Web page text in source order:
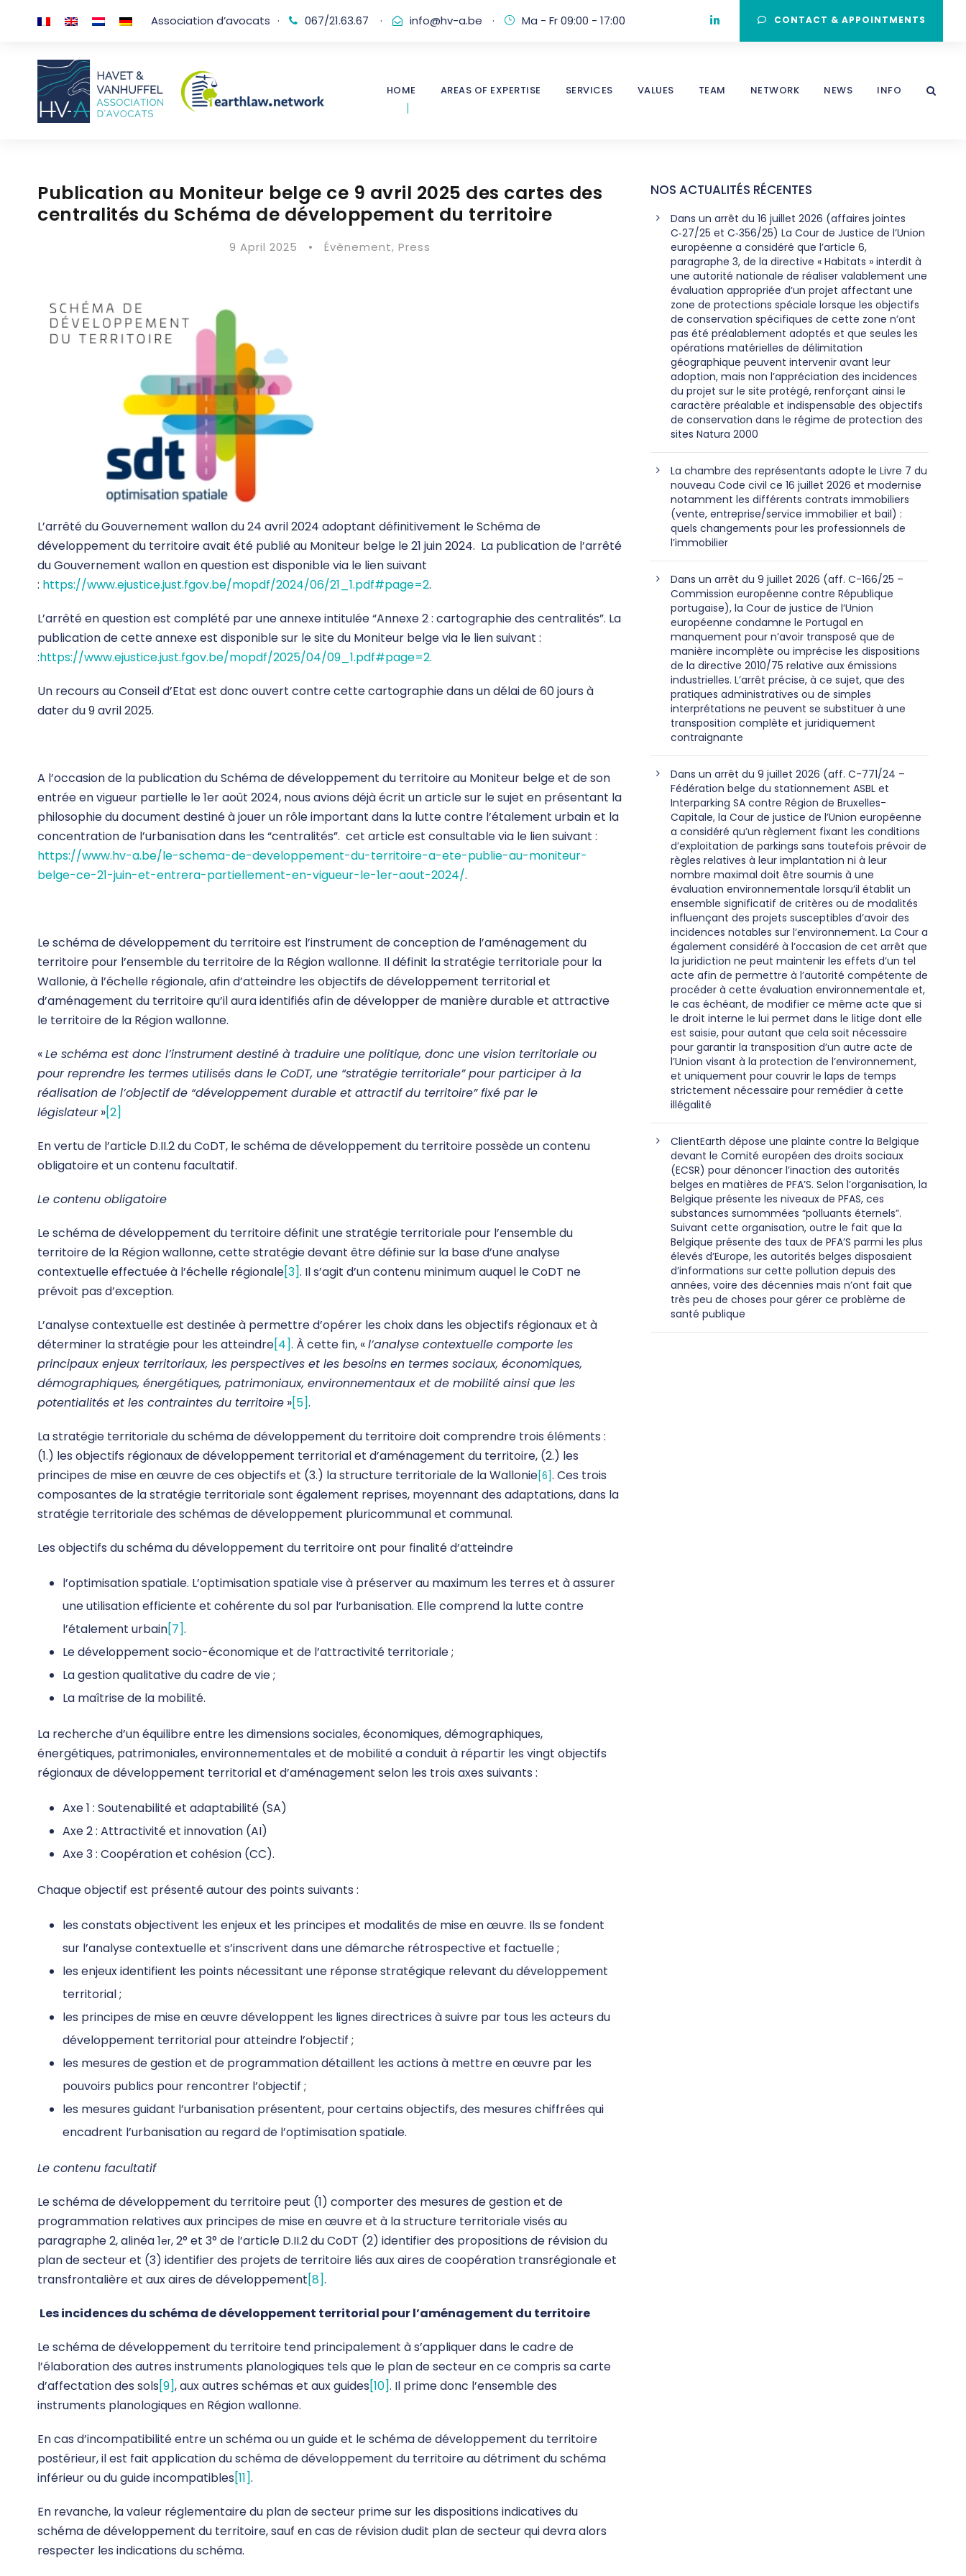
Association d’avocats · 067/21.63.67 · info@hv-a.be · Ma - Fr 09:00 - 17:00 CONTACT & APPOINTMENTS
HOME AREAS OF EXPERTISE SERVICES VALUES TEAM NETWORK NEWS INFO
Publication au Moniteur belge ce 9 avril 2025 des cartes des
centralités du Schéma de développement du territoire
9 April 2025 • Évènement, Press
L’arrêté du Gouvernement wallon du 24 avril 2024 adoptant définitivement le Schéma de
développement du territoire avait été publié au Moniteur belge le 21 juin 2024. La publication de l’arrêté
du Gouvernement wallon en question est disponible via le lien suivant
: https://www.ejustice.just.fgov.be/mopdf/2024/06/21_1.pdf#page=2.
L’arrêté en question est complété par une annexe intitulée “Annexe 2 : cartographie des centralités”. La
publication de cette annexe est disponible sur le site du Moniteur belge via le lien suivant :
:https://www.ejustice.just.fgov.be/mopdf/2025/04/09_1.pdf#page=2.
Un recours au Conseil d’Etat est donc ouvert contre cette cartographie dans un délai de 60 jours à
dater du 9 avril 2025.
A l’occasion de la publication du Schéma de développement du territoire au Moniteur belge et de son
entrée en vigueur partielle le 1er août 2024, nous avions déjà écrit un article sur le sujet en présentant la
philosophie du document destiné à jouer un rôle important dans la lutte contre l’étalement urbain et la
concentration de l’urbanisation dans les “centralités”. cet article est consultable via le lien suivant :
https://www.hv-a.be/le-schema-de-developpement-du-territoire-a-ete-publie-au-moniteur-
belge-ce-21-juin-et-entrera-partiellement-en-vigueur-le-1er-aout-2024/.
Le schéma de développement du territoire est l’instrument de conception de l’aménagement du
territoire pour l’ensemble du territoire de la Région wallonne. Il définit la stratégie territoriale pour la
Wallonie, à l’échelle régionale, afin d’atteindre les objectifs de développement territorial et
d’aménagement du territoire qu’il aura identifiés afin de développer de manière durable et attractive
le territoire de la Région wallonne.
«Le schéma est donc l’instrument destiné à traduire une politique, donc une vision territoriale ou
pour reprendre les termes utilisés dans le CoDT, une “stratégie territoriale” pour participer à la
réalisation de l’objectif de “développement durable et attractif du territoire” fixé par le
législateur»[2]
En vertu de l’article D.II.2 du CoDT, le schéma de développement du territoire possède un contenu
obligatoire et un contenu facultatif.
Le contenu obligatoire
Le schéma de développement du territoire définit une stratégie territoriale pour l’ensemble du
territoire de la Région wallonne, cette stratégie devant être définie sur la base d’une analyse
contextuelle effectuée à l’échelle régionale[3]. Il s’agit d’un contenu minimum auquel le CoDT ne
prévoit pas d’exception.
L’analyse contextuelle est destinée à permettre d’opérer les choix dans les objectifs régionaux et à
déterminer la stratégie pour les atteindre[4]. À cette fin, «l’analyse contextuelle comporte les
principaux enjeux territoriaux, les perspectives et les besoins en termes sociaux, économiques,
démographiques, énergétiques, patrimoniaux, environnementaux et de mobilité ainsi que les
potentialités et les contraintes du territoire »[5].
La stratégie territoriale du schéma de développement du territoire doit comprendre trois éléments :
(1.) les objectifs régionaux de développement territorial et d’aménagement du territoire, (2.) les
principes de mise en œuvre de ces objectifs et (3.) la structure territoriale de la Wallonie[6]. Ces trois
composantes de la stratégie territoriale sont également reprises, moyennant des adaptations, dans la
stratégie territoriale des schémas de développement pluricommunal et communal.
Les objectifs du schéma du développement du territoire ont pour finalité d’atteindre
l’optimisation spatiale. L’optimisation spatiale vise à préserver au maximum les terres et à assurer
une utilisation efficiente et cohérente du sol par l’urbanisation. Elle comprend la lutte contre
l’étalement urbain[7].
Le développement socio-économique et de l’attractivité territoriale ;
La gestion qualitative du cadre de vie ;
La maîtrise de la mobilité.
La recherche d’un équilibre entre les dimensions sociales, économiques, démographiques,
énergétiques, patrimoniales, environnementales et de mobilité a conduit à répartir les vingt objectifs
régionaux de développement territorial et d’aménagement selon les trois axes suivants :
Axe 1 : Soutenabilité et adaptabilité (SA)
Axe 2 : Attractivité et innovation (AI)
Axe 3 : Coopération et cohésion (CC).
Chaque objectif est présenté autour des points suivants :
les constats objectivent les enjeux et les principes et modalités de mise en œuvre. Ils se fondent
sur l’analyse contextuelle et s’inscrivent dans une démarche rétrospective et factuelle ;
les enjeux identifient les points nécessitant une réponse stratégique relevant du développement
territorial ;
les principes de mise en œuvre développent les lignes directrices à suivre par tous les acteurs du
développement territorial pour atteindre l’objectif ;
les mesures de gestion et de programmation détaillent les actions à mettre en œuvre par les
pouvoirs publics pour rencontrer l’objectif ;
les mesures guidant l’urbanisation présentent, pour certains objectifs, des mesures chiffrées qui
encadrent l’urbanisation au regard de l’optimisation spatiale.
Le contenu facultatif
Le schéma de développement du territoire peut (1) comporter des mesures de gestion et de
programmation relatives aux principes de mise en œuvre et à la structure territoriale visés au
paragraphe 2, alinéa 1er, 2° et 3° de l’article D.II.2 du CoDT (2) identifier des propositions de révision du
plan de secteur et (3) identifier des projets de territoire liés aux aires de coopération transrégionale et
transfrontalière et aux aires de développement[8].
Lesincidences du schéma de développement territorial pour l’aménagement du territoire
Le schéma de développement du territoire tend principalement à s’appliquer dans le cadre de
l’élaboration des autres instruments planologiques tels que le plan de secteur en ce compris sa carte
d’affectation des sols[9], aux autres schémas et aux guides[10]. Il prime donc l’ensemble des
instruments planologiques en Région wallonne.
En cas d’incompatibilité entre un schéma ou un guide et le schéma de développement du territoire
postérieur, il est fait application du schéma de développement du territoire au détriment du schéma
inférieur ou du guide incompatibles[11].
En revanche, la valeur réglementaire du plan de secteur prime sur les dispositions indicatives du
schéma de développement du territoire, sauf en cas de révision dudit plan de secteur qui devra alors
respecter les indications du schéma.
NOS ACTUALITÉS RÉCENTES
Dans un arrêt du 16 juillet 2026 (affaires jointes
C‑27/25 et C‑356/25) La Cour de Justice de l’Union
européenne a considéré que l’article 6,
paragraphe 3, de la directive « Habitats » interdit à
une autorité nationale de réaliser valablement une
évaluation appropriée d’un projet affectant une
zone de protections spéciale lorsque les objectifs
de conservation spécifiques de cette zone n’ont
pas été préalablement adoptés et que seules les
opérations matérielles de délimitation
géographique peuvent intervenir avant leur
adoption, mais non l’appréciation des incidences
du projet sur le site protégé, renforçant ainsi le
caractère préalable et indispensable des objectifs
de conservation dans le régime de protection des
sites Natura 2000
La chambre des représentants adopte le Livre 7 du
nouveau Code civil ce 16 juillet 2026 et modernise
notamment les différents contrats immobiliers
(vente, entreprise/service immobilier et bail) :
quels changements pour les professionnels de
l’immobilier
Dans un arrêt du 9 juillet 2026 (aff. C-166/25 –
Commission européenne contre République
portugaise), la Cour de justice de l’Union
européenne condamne le Portugal en
manquement pour n’avoir transposé que de
manière incomplète ou imprécise les dispositions
de la directive 2010/75 relative aux émissions
industrielles. L’arrêt précise, à ce sujet, que des
pratiques administratives ou de simples
interprétations ne peuvent se substituer à une
transposition complète et juridiquement
contraignante
Dans un arrêt du 9 juillet 2026 (aff. C-771/24 –
Fédération belge du stationnement ASBL et
Interparking SA contre Région de Bruxelles-
Capitale, la Cour de justice de l’Union européenne
a considéré qu’un règlement fixant les conditions
d’exploitation de parkings sans toutefois prévoir de
règles relatives à leur implantation ni à leur
nombre maximal doit être soumis à une
évaluation environnementale lorsqu’il établit un
ensemble significatif de critères ou de modalités
influençant des projets susceptibles d’avoir des
incidences notables sur l’environnement. La Cour a
également considéré à l’occasion de cet arrêt que
la juridiction ne peut maintenir les effets d’un tel
acte afin de permettre à l’autorité compétente de
procéder à cette évaluation environnementale et,
le cas échéant, de modifier ce même acte que si
le droit interne le lui permet dans le litige dont elle
est saisie, pour autant que cela soit nécessaire
pour garantir la transposition d’un autre acte de
l’Union visant à la protection de l’environnement,
et uniquement pour couvrir le laps de temps
strictement nécessaire pour remédier à cette
illégalité
ClientEarth dépose une plainte contre la Belgique
devant le Comité européen des droits sociaux
(ECSR) pour dénoncer l’inaction des autorités
belges en matières de PFA’S. Selon l’organisation, la
Belgique présente les niveaux de PFAS, ces
substances surnommées “polluants éternels”.
Suivant cette organisation, outre le fait que la
Belgique présente des taux de PFA’S parmi les plus
élevés d’Europe, les autorités belges disposaient
d’informations sur cette pollution depuis des
années, voire des décennies mais n’ont fait que
très peu de choses pour gérer ce problème de
santé publique